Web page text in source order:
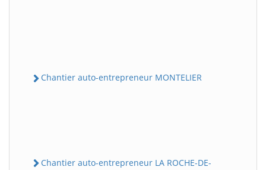
Chantier auto-entrepreneur MONTELIER
Chantier auto-entrepreneur LA ROCHE-DE-